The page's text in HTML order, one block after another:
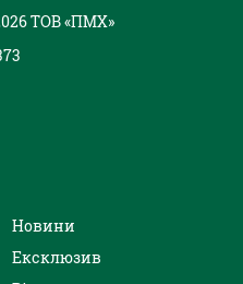
ТОВ «ПМХ»
Новини
Ексклюзив